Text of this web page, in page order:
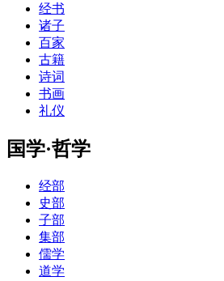
经书
诸子
百家
古籍
诗词
书画
礼仪
国学·哲学
经部
史部
子部
集部
儒学
道学